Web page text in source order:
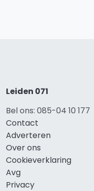
Leiden 071
Bel ons: 085-04 10 177
Contact
Adverteren
Over ons
Cookieverklaring
Avg
Privacy